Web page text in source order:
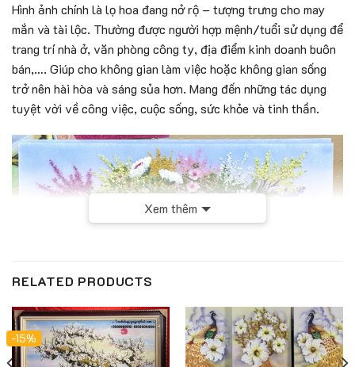
Hình ảnh chính là lọ hoa đang nở rộ – tượng trưng cho may
mắn và tài lộc. Thường được người hợp mệnh/tuổi sử dụng để
trang trí nhà ở, văn phòng công ty, địa điểm kinh doanh buôn
bán,…. Giúp cho không gian làm việc hoặc không gian sống
trở nên hài hòa và sáng sủa hơn. Mang đến những tác dụng
tuyệt vời về công việc, cuộc sống, sức khỏe và tinh thần.
Xem thêm
RELATED PRODUCTS
-15%